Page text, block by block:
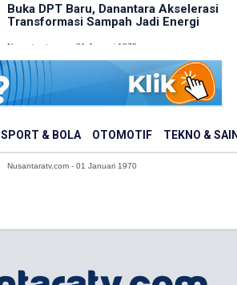
SPORT & BOLA OTOMOTIF TEKNO &
Buka DPT Baru, Danantara Akselerasi
Transformasi Sampah Jadi Energi
Nusantaratv.com - 01 Januari 1970
Transformasi BUMN Lima Tahun ke
Dep...
Nusantaratv.com - 01 Januari 1970